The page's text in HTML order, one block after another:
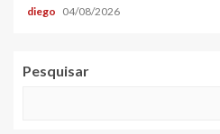
diego 04/08/2026
Pesquisar